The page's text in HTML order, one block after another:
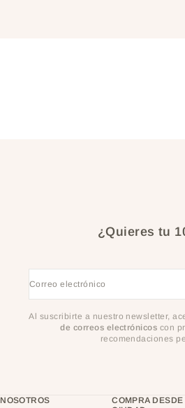
¿Quieres tu
Correo electrónico
Al suscribirte a nuestro newsletter,
de correos electrónicos con
recomendaciones
NOSOTROS
COMPRA